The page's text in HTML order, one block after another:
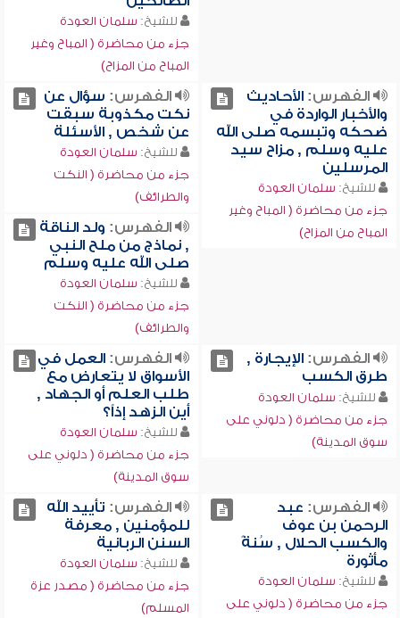
للشيخ: سلمان العودة
جزء من محاضرة ( المباح وغير
المباح من المزاح)
الفهرس:الأحاديث
والأخبار الواردة في
ضحكه وتبسمه صلى الله
عليه وسلم , مزاح سيد
المرسلين
للشيخ: سلمان العودة
جزء من محاضرة ( المباح وغير
المباح من المزاح)
الفهرس: سؤال عن
نكت مكذوبة سبقت
عن شخص , الأسئلة
للشيخ: سلمان العودة
جزء من محاضرة ( النكت
والطرائف)
الفهرس: ولد الناقة
, نماذج من ملح النبي
صلى الله عليه وسلم
للشيخ: سلمان العودة
جزء من محاضرة ( النكت
والطرائف)
الفهرس:الإيجارة ,
طرق الكسب
للشيخ: سلمان العودة
جزء من محاضرة ( دلوني على
سوق المدينة)
الفهرس:العمل في
الأسواق لا يتعارض مع
طلب العلم أو الجهاد ,
أين الزهد إذاً؟
للشيخ: سلمان العودة
جزء من محاضرة ( دلوني على
سوق المدينة)
الفهرس: عبد
الرحمن بن عوف
والكسب الحلال , سُنةً
مأثورة
للشيخ: سلمان العودة
جزء من محاضرة ( دلوني على
الفهرس: تأييد الله
للمؤمنين , معرفة
السنن الربانية
للشيخ: سلمان العودة
جزء من محاضرة ( مصدر عزة
المسلم)